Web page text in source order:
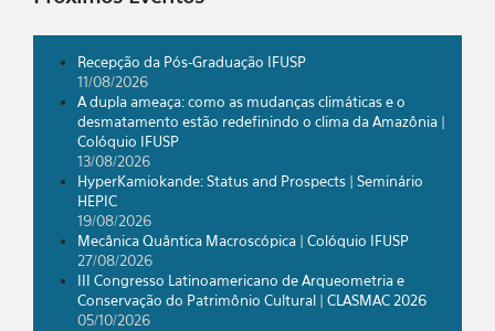
Recepção da Pós-Graduação IFUSP
11/08/2026
A dupla ameaça: como as mudanças climáticas e o
desmatamento estão redefinindo o clima da Amazônia |
Colóquio IFUSP
13/08/2026
HyperKamiokande: Status and Prospects | Seminário
HEPIC
19/08/2026
Mecânica Quântica Macroscópica | Colóquio IFUSP
27/08/2026
III Congresso Latinoamericano de Arqueometria e
Conservação do Patrimônio Cultural | CLASMAC 2026
05/10/2026